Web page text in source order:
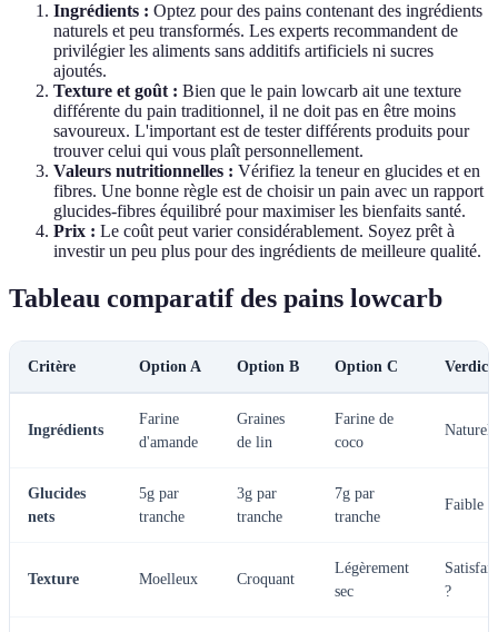
Ingrédients : Optez pour des pains contenant des ingrédients
naturels et peu transformés. Les experts recommandent de
privilégier les aliments sans additifs artificiels ni sucres
ajoutés.
Texture et goût : Bien que le pain lowcarb ait une texture
différente du pain traditionnel, il ne doit pas en être moins
savoureux. L'important est de tester différents produits pour
trouver celui qui vous plaît personnellement.
Valeurs nutritionnelles : Vérifiez la teneur en glucides et en
fibres. Une bonne règle est de choisir un pain avec un rapport
glucides-fibres équilibré pour maximiser les bienfaits santé.
Prix : Le coût peut varier considérablement. Soyez prêt à
investir un peu plus pour des ingrédients de meilleure qualité.
Tableau comparatif des pains lowcarb
Critère Option A Option B Option C Verdict
Ingrédients
Farine
d'amande
Graines
de lin
Farine de
coco
Glucides
nets
5g par
tranche
3g par
tranche
7g par
tranche
Faible ?
Texture Moelleux Croquant
Légèrement
sec
?